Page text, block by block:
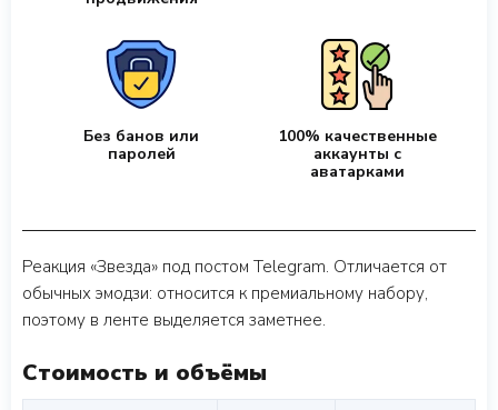
Без банов или
паролей
100% качественные
аккаунты с
аватарками
Реакция «Звезда» под постом Telegram. Отличается от
обычных эмодзи: относится к премиальному набору,
поэтому в ленте выделяется заметнее.
Стоимость и объёмы